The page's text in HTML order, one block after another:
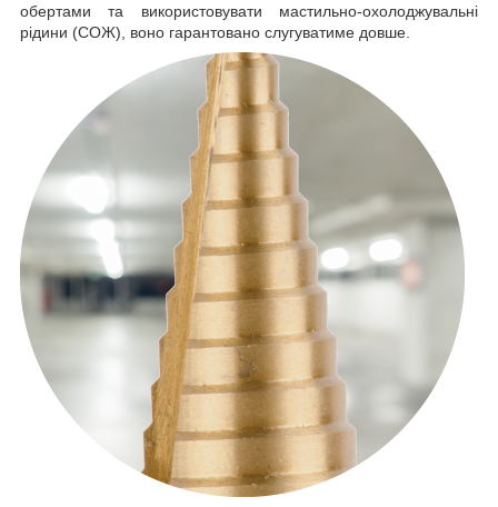
обертами та використовувати мастильно-охолоджувальні
рідини (СОЖ), воно гарантовано слугуватиме довше.